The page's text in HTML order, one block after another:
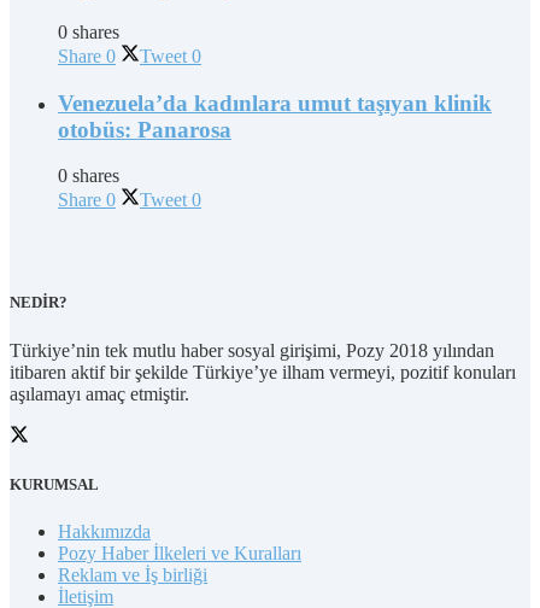
0 shares
Share 0 Tweet 0
Venezuela’da kadınlara umut taşıyan klinik
otobüs: Panarosa
0 shares
Share 0 Tweet 0
NEDİR?
Türkiye’nin tek mutlu haber sosyal girişimi, Pozy 2018 yılından
itibaren aktif bir şekilde Türkiye’ye ilham vermeyi, pozitif konuları
aşılamayı amaç etmiştir.
KURUMSAL
Hakkımızda
Pozy Haber İlkeleri ve Kuralları
Reklam ve İş birliği
İletişim